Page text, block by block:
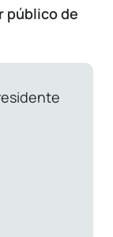
público de